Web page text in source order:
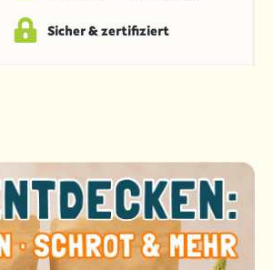
Sicher & zertifiziert